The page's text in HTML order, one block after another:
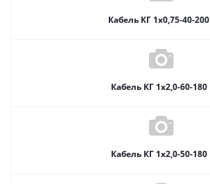
Кабель КГ 1х0,75-40-200
Кабель КГ 1х2,0-60-180
Кабель КГ 1х2,0-50-180